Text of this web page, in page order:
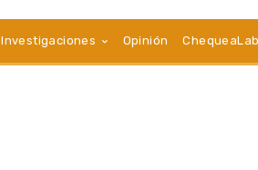
Investigaciones Opinión ChequeaLab